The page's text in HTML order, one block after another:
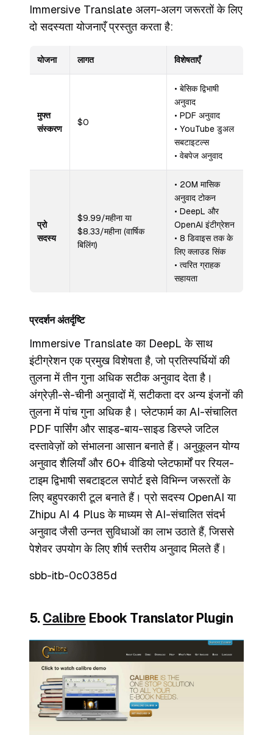
Immersive Translate अलग-अलग जरूरतों के लिए
दो सदस्यता योजनाएँ प्रस्तुत करता है:
योजना लागत विशेषताएँ
मुफ्त
संस्करण
$0
• बेसिक द्विभाषी
अनुवाद
• PDF अनुवाद
• YouTube डुअल
सबटाइटल्स
• वेबपेज अनुवाद
प्रो
सदस्य
$9.99/महीना या
$8.33/महीना (वार्षिक
बिलिंग)
• 20M मासिक
अनुवाद टोकन
• DeepL और
OpenAI इंटीग्रेशन
• 8 डिवाइस तक के
लिए क्लाउड सिंक
• त्वरित ग्राहक
सहायता
प्रदर्शन अंतर्दृष्टि
Immersive Translate का DeepL के साथ
इंटीग्रेशन एक प्रमुख विशेषता है, जो प्रतिस्पर्धियों की
तुलना में तीन गुना अधिक सटीक अनुवाद देता है।
अंग्रेज़ी-से-चीनी अनुवादों में, सटीकता दर अन्य इंजनों की
तुलना में पांच गुना अधिक है। प्लेटफार्म का AI-संचालित
PDF पार्सिंग और साइड-बाय-साइड डिस्प्ले जटिल
दस्तावेज़ों को संभालना आसान बनाते हैं। अनुकूलन योग्य
अनुवाद शैलियाँ और 60+ वीडियो प्लेटफार्मों पर रियल-
टाइम द्विभाषी सबटाइटल सपोर्ट इसे विभिन्न जरूरतों के
लिए बहुपरकारी टूल बनाते हैं। प्रो सदस्य OpenAI या
Zhipu AI 4 Plus के माध्यम से AI-संचालित संदर्भ
अनुवाद जैसी उन्नत सुविधाओं का लाभ उठाते हैं, जिससे
पेशेवर उपयोग के लिए शीर्ष स्तरीय अनुवाद मिलते हैं।
sbb-itb-0c0385d
5. Calibre Ebook Translator Plugin